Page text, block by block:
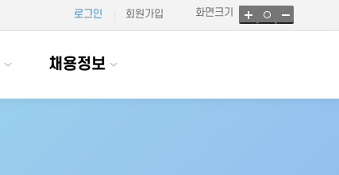
로그인 회원가입 화면크기
채용정보